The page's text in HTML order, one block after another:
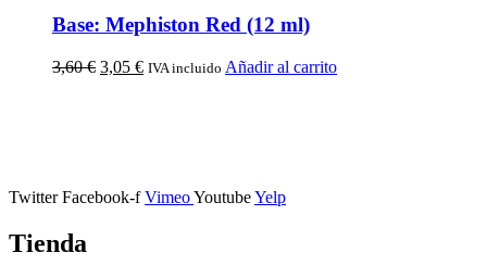
Base: Mephiston Red (12 ml)
3,60€ 3,05 € IVA incluido Añadir al carrito
Twitter Facebook-f VimeoYoutubeYelp
Tienda